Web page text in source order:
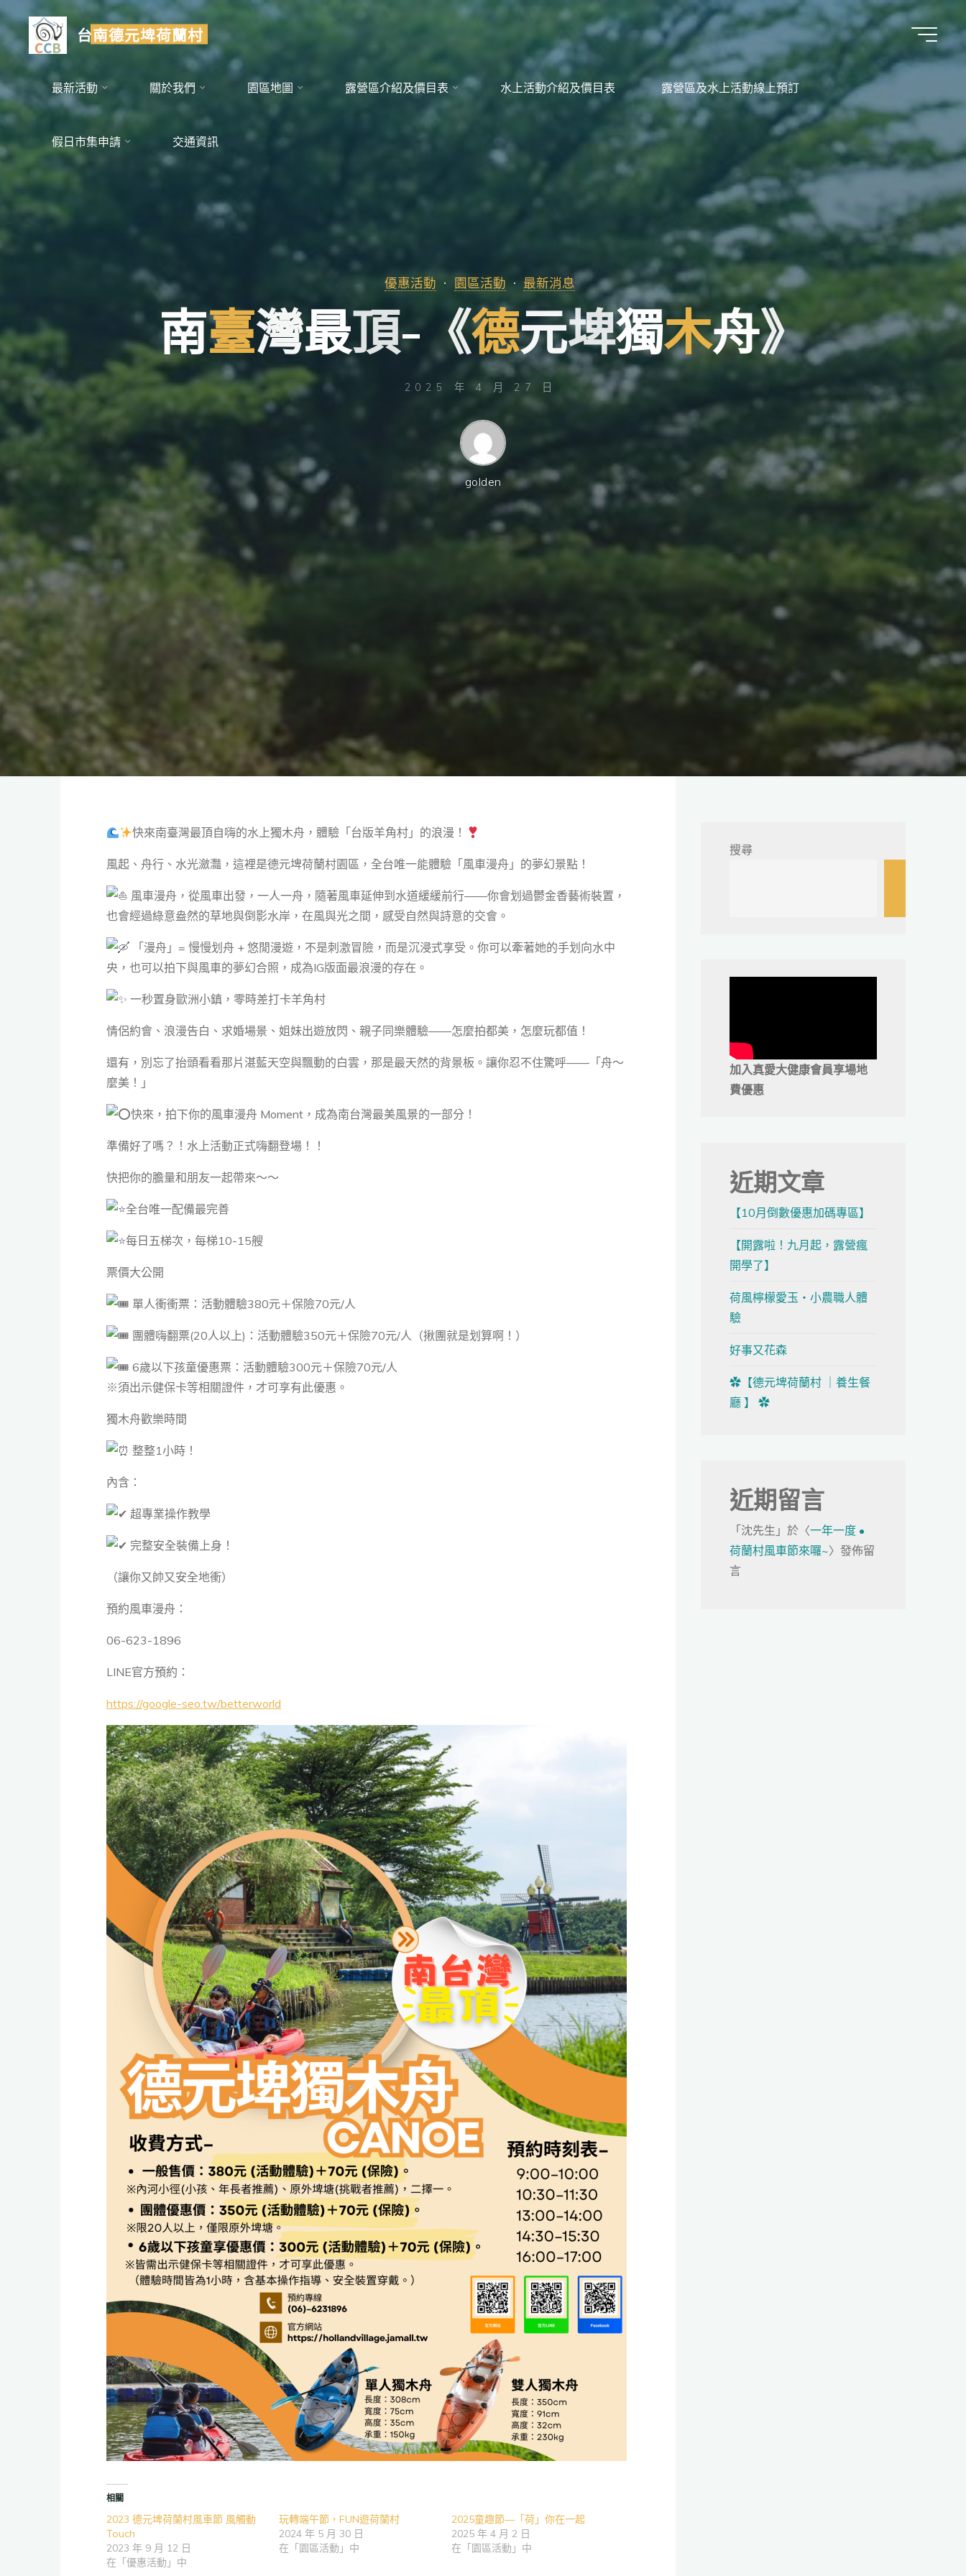
Skip
to
content
台南德元埤荷蘭村
最新活動 關於我們 園區地圖 露營區介紹及價目表 水上活動介紹及價目表 露營區及水上活動線上預訂
假日市集申請 交通資訊
優惠活動 園區活動 最新消息
南臺灣
灣最頂-《德元埤獨木舟》
》
2025 年 4 月 27 日
golden
快來南臺灣最頂自嗨的水上獨木舟，體驗「台版羊角村」的浪漫！
風起、舟行、水光瀲灩，這裡是德元埤荷蘭村園區，全台唯一能體驗「風車漫舟」的夢幻景點！
風車漫舟，從風車出發，一人一舟，隨著風車延伸到水道緩緩前行——你會划過鬱金香藝術裝置，
也會經過綠意盎然的草地與倒影水岸，在風與光之間，感受自然與詩意的交會。
「漫舟」= 慢慢划舟 + 悠閒漫遊，不是刺激冒險，而是沉浸式享受。你可以牽著她的手划向水中
央，也可以拍下與風車的夢幻合照，成為IG版面最浪漫的存在。
一秒置身歐洲小鎮，零時差打卡羊角村
情侶約會、浪漫告白、求婚場景、姐妹出遊放閃、親子同樂體驗——怎麼拍都美，怎麼玩都值！
還有，別忘了抬頭看看那片湛藍天空與飄動的白雲，那是最天然的背景板。讓你忍不住驚呼——「舟～
麼美！」
快來，拍下你的風車漫舟 Moment，成為南台灣最美風景的一部分！
準備好了嗎？！水上活動正式嗨翻登場！！
快把你的膽量和朋友一起帶來～～
全台唯一配備最完善
每日五梯次，每梯10-15艘
票價大公開
單人衝衝票：活動體驗380元＋保險70元/人
團體嗨翻票(20人以上)：活動體驗350元＋保險70元/人（揪團就是划算啊！）
6歲以下孩童優惠票：活動體驗300元＋保險70元/人
※須出示健保卡等相關證件，才可享有此優惠。
獨木舟歡樂時間
整整1小時！
內含：
超專業操作教學
完整安全裝備上身！
（讓你又帥又安全地衝）
預約風車漫舟：
06-623-1896
LINE官方預約：
https://google-seo.tw/betterworld
相關
2023 德元埤荷蘭村風車節 風觸動
Touch
2023 年 9 月 12 日
在「優惠活動」中
玩轉端午節，FUN遊荷蘭村
2024 年 5 月 30 日
在「園區活動」中
2025童趣節—「荷」你在一起
2025 年 4 月 2 日
在「園區活動」中
搜尋
加入真愛大健康會員享場地
費優惠
近期文章
【10月倒數優惠加碼專區】
【開露啦！九月起，露營瘋
開學了】
荷風檸檬愛玉・小農職人體
驗
好事又花森
✿【德元埤荷蘭村 ｜養生餐
廳 】 ✿
近期留言
「沈先生 」於〈一年一度 •
荷蘭村風車節來囉~〉發佈留
言